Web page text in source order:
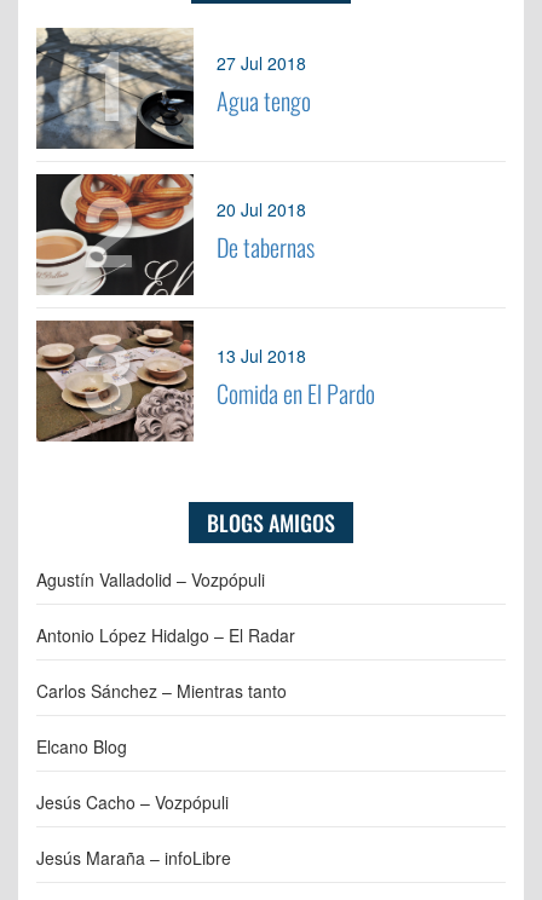
1 27 Jul 2018
Agua tengo
2 20 Jul 2018
De tabernas
3 13 Jul 2018
Comida en El Pardo
BLOGS AMIGOS
Agustín Valladolid – Vozpópuli
Antonio López Hidalgo – El Radar
Carlos Sánchez – Mientras tanto
Elcano Blog
Jesús Cacho – Vozpópuli
Jesús Maraña – infoLibre